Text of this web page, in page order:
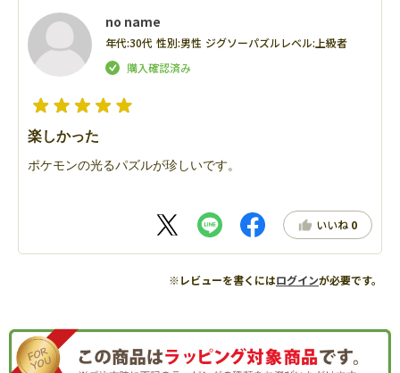
no name
年代:30代 性別:男性 ジグソーパズルレベル: 上級者
楽しかった
ポケモンの光るパズルが珍しいです。
いいね 0
※レビューを書くにはログインが必要です。